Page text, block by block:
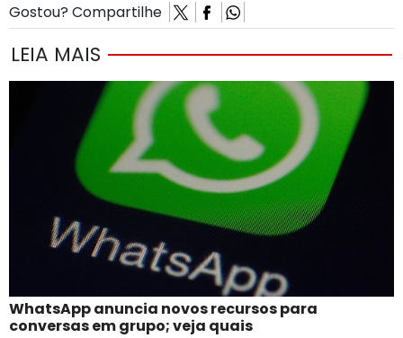
Gostou? Compartilhe
LEIA MAIS
WhatsApp anuncia novos recursos para
conversas em grupo; veja quais